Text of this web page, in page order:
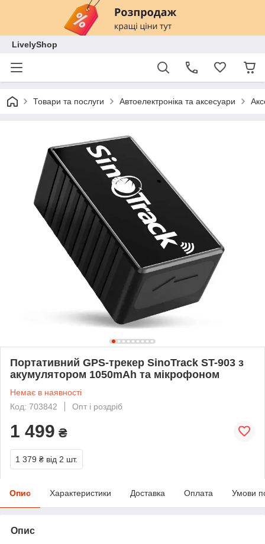
LivelyShop
Товари та послуги Автоелектроніка та аксесуари
Портативний GPS-трекер SinoTrack ST-903 з
акумулятором 1050mAh та мікрофоном
Немає в наявності
Код: 703842
Опт і роздріб
1 499 ₴
1 379 ₴ від 2 шт.
Опис Характеристики Доставка Оплата Умови
Опис